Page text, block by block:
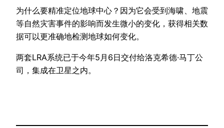
为什么要精准定位地球中心？因为它会受到海啸、地震
等自然灾害事件的影响而发生微小的变化，获得相关数
据可以更准确地检测地球如何变化。
两套LRA系统已于今年5月6日交付给洛克希德·马丁公
司，集成在卫星之内。